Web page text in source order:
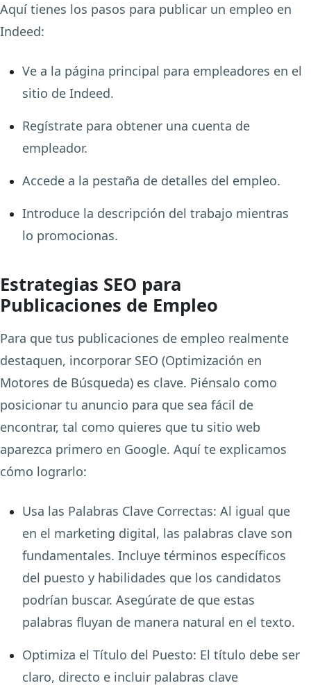
Aquí tienes los pasos para publicar un empleo en
Indeed:
Ve a la página principal para empleadores en el
sitio de Indeed.
Regístrate para obtener una cuenta de
empleador.
Accede a la pestaña de detalles del empleo.
Introduce la descripción del trabajo mientras
lo promocionas.
Estrategias SEO para
Publicaciones de Empleo
Para que tus publicaciones de empleo realmente
destaquen, incorporar SEO (Optimización en
Motores de Búsqueda) es clave. Piénsalo como
posicionar tu anuncio para que sea fácil de
encontrar, tal como quieres que tu sitio web
aparezca primero en Google. Aquí te explicamos
cómo lograrlo:
Usa las Palabras Clave Correctas: Al igual que
en el marketing digital, las palabras clave son
fundamentales. Incluye términos específicos
del puesto y habilidades que los candidatos
podrían buscar. Asegúrate de que estas
palabras fluyan de manera natural en el texto.
Optimiza el Título del Puesto: El título debe ser
claro, directo e incluir palabras clave